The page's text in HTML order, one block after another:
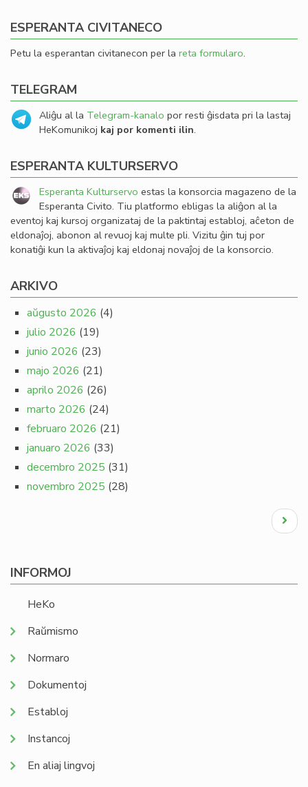
ESPERANTA CIVITANECO
Petu la esperantan civitanecon per la reta formularo.
TELEGRAM
Aliĝu al la Telegram-kanalo por resti ĝisdata pri la lastaj
HeKomunikoj kaj por komenti ilin.
ESPERANTA KULTURSERVO
Esperanta Kulturservo estas la konsorcia magazeno de la
Esperanta Civito. Tiu platformo ebligas la aliĝon al la
eventoj kaj kursoj organizataj de la paktintaj establoj, aĉeton de
eldonaĵoj, abonon al revuoj kaj multe pli. Vizitu ĝin tuj por
konatiĝi kun la aktivaĵoj kaj eldonaj novaĵoj de la konsorcio.
ARKIVO
aŭgusto 2026 (4)
julio 2026 (19)
junio 2026 (23)
majo 2026 (21)
aprilo 2026 (26)
marto 2026 (24)
februaro 2026 (21)
januaro 2026 (33)
decembro 2025 (31)
novembro 2025 (28)
Next
page
INFORMOJ
HeKo
Raŭmismo
Normaro
Dokumentoj
Establoj
Instancoj
En aliaj lingvoj